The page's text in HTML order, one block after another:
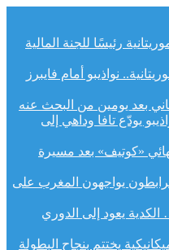
رئيسًا للجنة المالية
نواذيبو أمام فايبرز
بعد يومين من البحث عنه
يودّع تافا وداهي إلى
«كوتيف» بعد مسيرة
يواجهون المغرب على
يعود إلى الدوري
يختتم بنجاح البطولة